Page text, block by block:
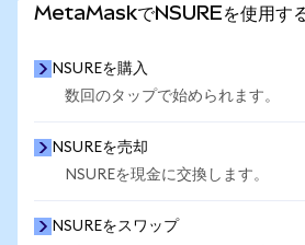
MetaMaskでNSUREを使用す
NSUREを購入
数回のタップで始められます。
NSUREを売却
NSUREを現金に交換します。
NSUREをスワップ